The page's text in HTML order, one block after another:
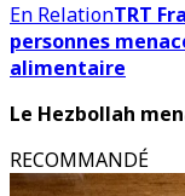
En RelationTRT
personnes
alimentaire
Le Hezbollah
RECOMMANDÉ